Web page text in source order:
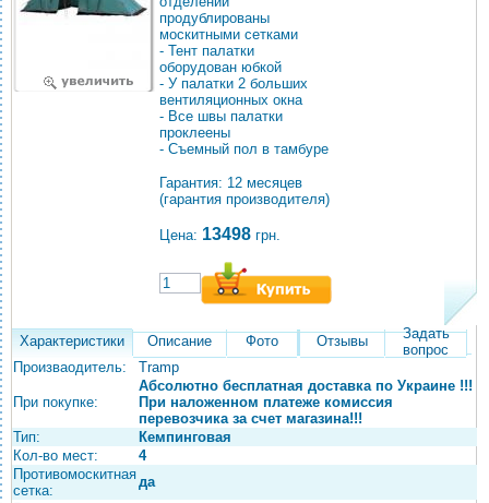
продублированы
москитными сетками
- Тент палатки
оборудован юбкой
- У палатки 2 больших
вентиляционных окна
- Все швы палатки
проклеены
- Съемный пол в тамбуре
Гарантия: 12 месяцев
(гарантия производителя)
Цена: 13498 грн.
Характеристики Описание Фото Отзывы
Задать
вопрос
Произваодитель:
Tramp
При покупке:
Абсолютно бесплатная доставка по Украине !!!
При наложенном платеже комиссия
перевозчика за счет магазина!!!
Тип:
Кемпинговая
Кол-во мест:
4
Противомоскитная
сетка:
да